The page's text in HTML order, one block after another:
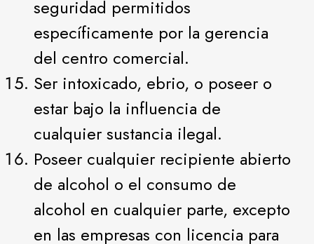
seguridad permitidos
específicamente por la gerencia
del centro comercial.
Ser intoxicado, ebrio, o poseer o
estar bajo la influencia de
cualquier sustancia ilegal.
Poseer cualquier recipiente abierto
de alcohol o el consumo de
alcohol en cualquier parte, excepto
en las empresas con licencia para